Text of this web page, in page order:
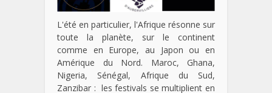
L'été en particulier, l'Afrique résonne sur
toute la planète, sur le continent
comme en Europe, au Japon ou en
Amérique du Nord. Maroc, Ghana,
Nigeria, Sénégal, Afrique du Sud,
Zanzibar : les festivals se multiplient en